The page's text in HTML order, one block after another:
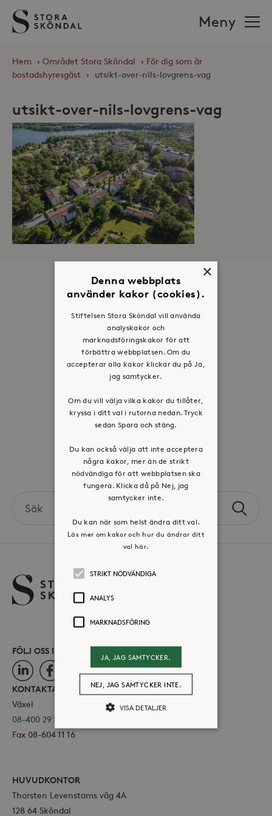
Stora
Sköndal
Meny
Hem › Området Stora Sköndal › För dig som är
bostadshyresgäst › utsikt-over-nils-lovgrens-vag
utsikt-over-nils-lovgrens-vag
Om oss
Historia
Riktlinje för personuppgifter
Tillgänglighetsredogörelse
Visselblåsartjänst
Jobba hos oss
Volontär hos Stora Sköndal
the
Sök
FÖLJ OSS I SOCIALA MEDIER
LinkedInFacebookInstagram
KONTAKTA OSS
Växel
08-400 29 100
Fax 08-604 11 16
HUVUDKONTOR
Thorsten Levenstams väg 4A
128 64 Sköndal
×
Denna webbplats
använder kakor (cookies).
Stiftelsen Stora Sköndal vill använda
analyskakor och
marknadsföringskakor för att
förbättra webbplatsen. Om du
accepterar alla kakor klickar du på Ja,
jag samtycker.
Om du vill välja vilka kakor du tillåter,
kryssa i ditt val i rutorna nedan. Tryck
sedan Spara och stäng.
Du kan också välja att inte acceptera
några kakor, mer än de strikt
nödvändiga för att webbplatsen ska
fungera. Klicka då på Nej, jag
samtycker inte.
Du kan när som helst ändra ditt val.
Läs mer om kakor och hur du ändrar ditt
val här.
STRIKT NÖDVÄNDIGA
ANALYS
MARKNADSFÖRING
JA, JAG SAMTYCKER.
NEJ, JAG SAMTYCKER INTE.
VISA DETALJER
Strikt nödvändiga kakor tillåter
kärnwebbplatsfunktioner som